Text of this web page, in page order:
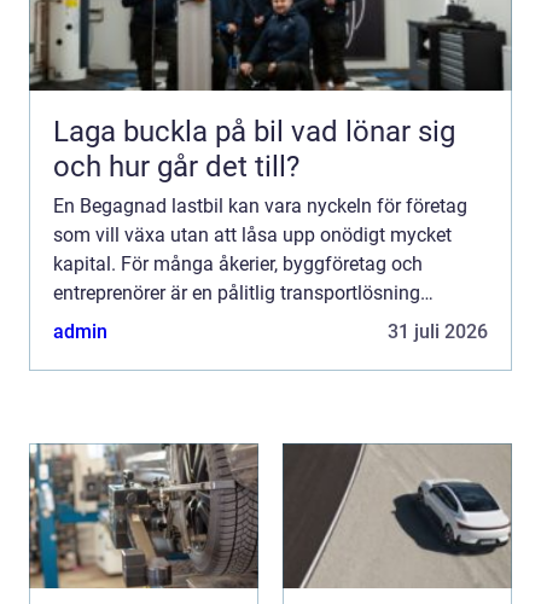
Laga buckla på bil vad lönar sig
och hur går det till?
En Begagnad lastbil kan vara nyckeln för företag
som vill växa utan att låsa upp onödigt mycket
kapital. För många åkerier, byggföretag och
entreprenörer är en pålitlig transportlösning
avgörande för att vardagen ska fungera. Genom
admin 31 juli 2026